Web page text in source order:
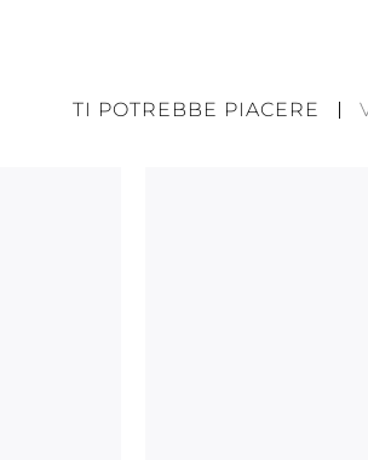
potrebbero presentare piccole
non sono da considerarsi
TI POTREBBE PIACERE